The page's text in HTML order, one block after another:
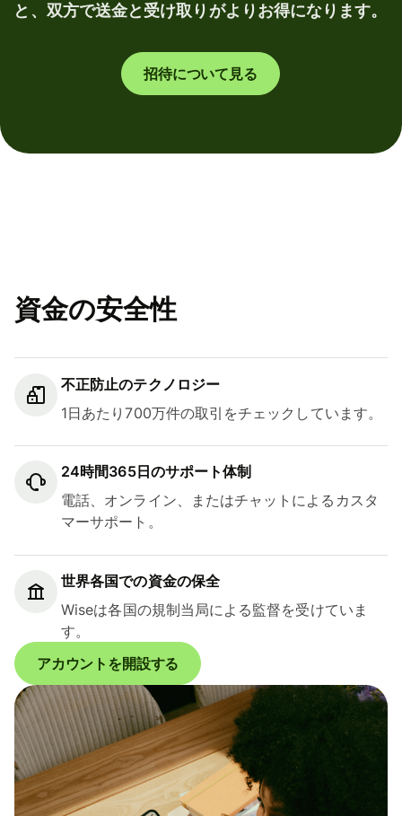
と、双方で送金と受け取りがよりお得になります。
招待について見る
資金の安全性
不正防止のテクノロジー
1日あたり700万件の取引をチェックしています。
24時間365日のサポート体制
電話、オンライン、またはチャットによるカスタ
マーサポート。
世界各国での資金の保全
Wiseは各国の規制当局による監督を受けていま
す。
アカウントを開設する